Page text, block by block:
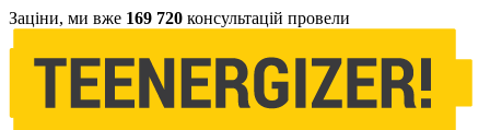
Заціни, ми вже 169 720 консультацій провели